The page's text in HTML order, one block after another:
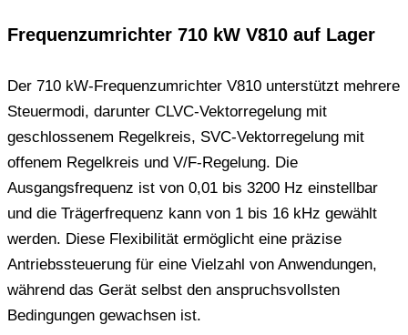
Frequenzumrichter 710 kW V810 auf Lager
Der 710 kW-Frequenzumrichter V810 unterstützt mehrere
Steuermodi, darunter CLVC-Vektorregelung mit
geschlossenem Regelkreis, SVC-Vektorregelung mit
offenem Regelkreis und V/F-Regelung. Die
Ausgangsfrequenz ist von 0,01 bis 3200 Hz einstellbar
und die Trägerfrequenz kann von 1 bis 16 kHz gewählt
werden. Diese Flexibilität ermöglicht eine präzise
Antriebssteuerung für eine Vielzahl von Anwendungen,
während das Gerät selbst den anspruchsvollsten
Bedingungen gewachsen ist.